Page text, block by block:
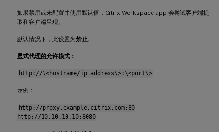
如果禁用或未配置并使用默认值，Citrix Workspace app 会尝试客户端提
取和客户端呈现。
默认情况下，此设置为禁止。
显式代理的允许模式：
http://\<hostname/ip address\>:\<port\>
示例：
http://proxy.example.citrix.com:80
http://10.10.10.10:8080